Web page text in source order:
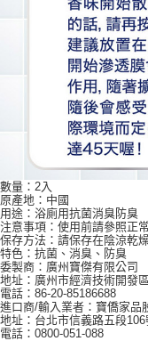
數量：2入
原產地：中國
用途：浴廁用抗菌消臭防臭
注意事項：使用前請參照正
保存方法：請保存在陰涼乾
特色：抗菌、消臭、防臭
委製商：廣州寶傑有限公司
地址：廣州市經濟技術開發
電話：86-20-85186688
進口商/輸入業者：寶僑家品
地址：台北市信義路五段106
電話：0800-051-088